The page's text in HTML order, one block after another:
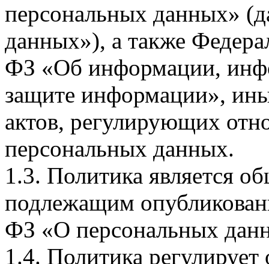
персональных данных»
данных»), а также
ФЗ «Об информации,
защите информации»,
актов, регулирующих
персональных данных.
1.3. Политика является
подлежащим
ФЗ «О персональных
1.4. Политика